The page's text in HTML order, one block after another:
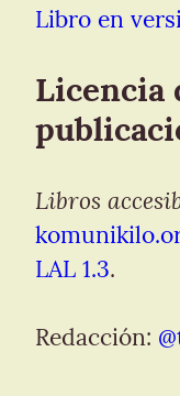
Libro en
Licencia
Libros
LAL 1.3.
Redacción: @